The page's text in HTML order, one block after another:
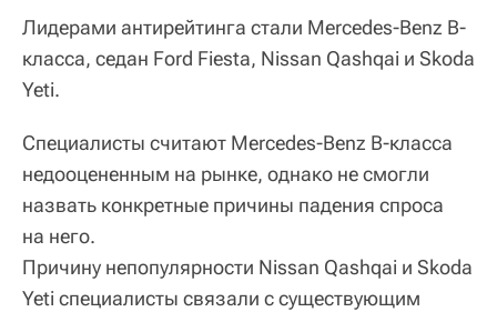
Лидерами антирейтинга стали Mercedes-Benz B-
класса, седан Ford Fiesta, Nissan Qashqai и Skoda
Yeti.
Специалисты считают Mercedes-Benz B-класса
недооцененным на рынке, однако не смогли
назвать конкретные причины падения спроса
на него.
Причину непопулярности Nissan Qashqai и Skoda
Yeti специалисты связали с существующим